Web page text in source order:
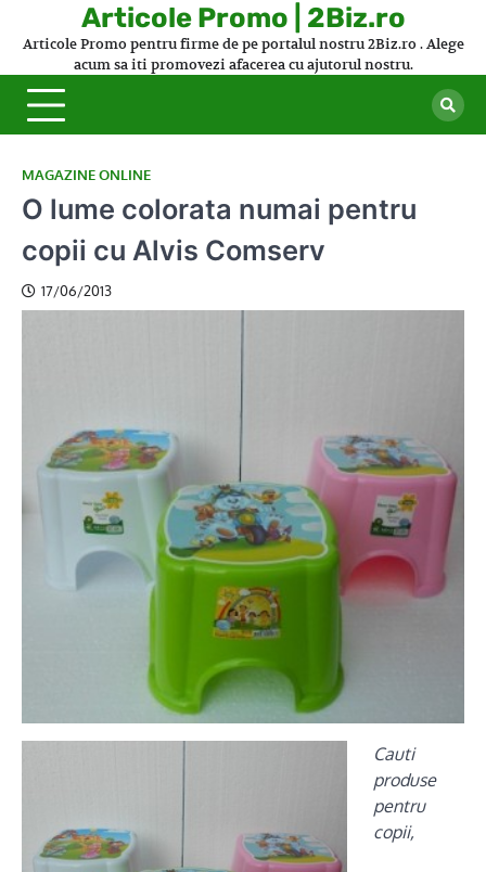
Articole Promo | 2Biz.ro
Articole Promo pentru firme de pe portalul nostru 2Biz.ro . Alege
acum sa iti promovezi afacerea cu ajutorul nostru.
MAGAZINE ONLINE
O lume colorata numai pentru
copii cu Alvis Comserv
17/06/2013
Cauti
produse
pentru
copii,